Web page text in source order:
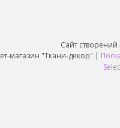
Сайт створений
Интернет-магазин "Ткани-декор" |